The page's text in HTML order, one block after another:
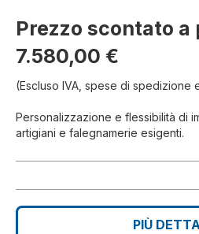
Prezzo scontato a
7.580,00 €
(Escluso IVA, spese di spedizione
Personalizzazione e flessibilità di
artigiani e falegnamerie esigenti.
PIÙ